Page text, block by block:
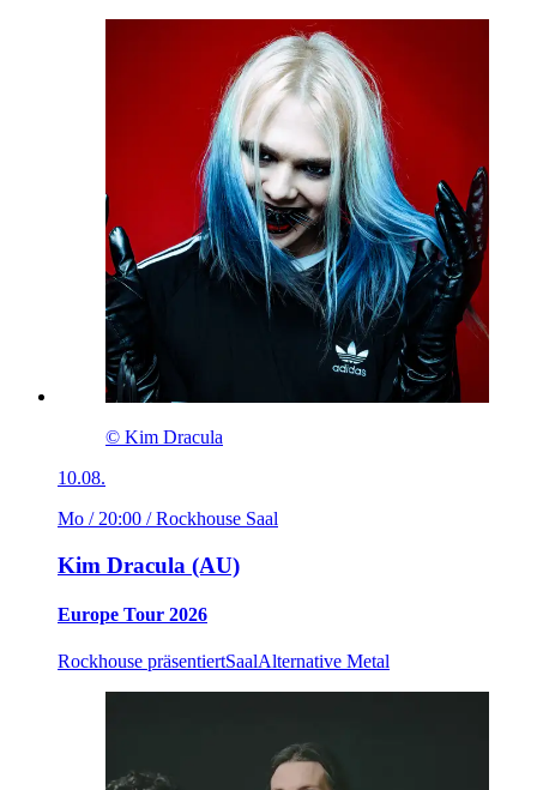
© Kim Dracula
10.08.
Mo / 20:00 / Rockhouse Saal
Kim Dracula (AU)
Europe Tour 2026
Rockhouse präsentiertSaalAlternative Metal